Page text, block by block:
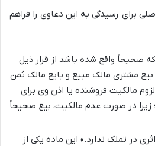
برای رسیدگی به این دعاوی را فراهم
صحیحاً واقع شده باشد از قرار ذیل
بیع مشتری مالک مبیع و بایع مالک ثمن
مالکیت فروشنده یا اذن وی برای
زیرا در صورت عدم مالکیت، بیع صحیحاً
در تملک ندارد.» این ماده یکی از